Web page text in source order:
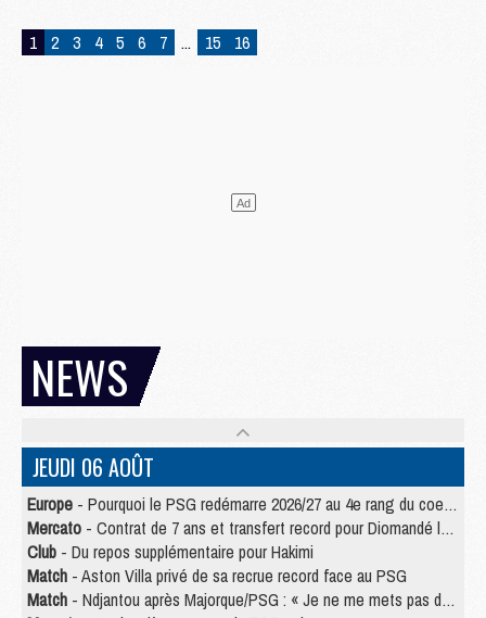
1 2 3 4 5 6 7 ... 15 16
NEWS
JEUDI 06 AOÛT
Europe - Pourquoi le PSG redémarre 2026/27 au 4e rang du coefficient UEFA
Mercato - Contrat de 7 ans et transfert record pour Diomandé loin du PSG
Club - Du repos supplémentaire pour Hakimi
Match - Aston Villa privé de sa recrue record face au PSG
Match - Ndjantou après Majorque/PSG : « Je ne me mets pas de plafond »